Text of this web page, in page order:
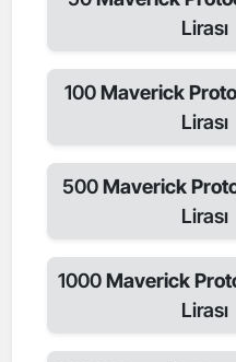
Lirası
100Maverick
Lirası
500Maverick
Lirası
1000Maverick
Lirası